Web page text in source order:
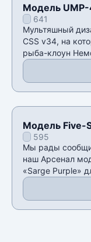
Модель UMP-
641
Мультяшный
CSS v34, на
рыба-клоун
Модель Five-
v34595
Мы рады
наш Арсенал
«Sarge Purple»